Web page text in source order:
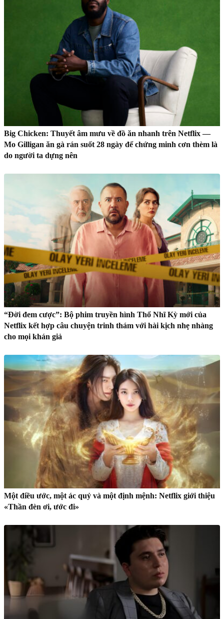
Big Chicken: Thuyết âm mưu về đồ ăn nhanh trên Netflix —
Mo Gilligan ăn gà rán suốt 28 ngày để chứng minh cơn thèm là
do người ta dựng nên
“Đời đem cược”: Bộ phim truyền hình Thổ Nhĩ Kỳ mới của
Netflix kết hợp câu chuyện trinh thám với hài kịch nhẹ nhàng
cho mọi khán giả
Một điều ước, một ác quỷ và một định mệnh: Netflix giới thiệu
«Thần đèn ơi, ước đi»